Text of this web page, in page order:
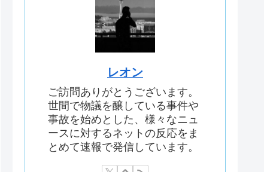
レオン
ご訪問ありがとうございます。
世間で物議を醸している事件や
事故を始めとした、様々なニュ
ースに対するネットの反応をま
とめて速報で発信しています。